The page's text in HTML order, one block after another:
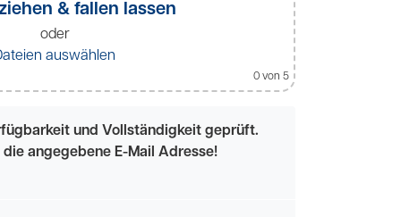
& fallen lassen
oder
auswählen
0 von 5
und Vollständigkeit geprüft.
angegebene E-Mail Adresse!